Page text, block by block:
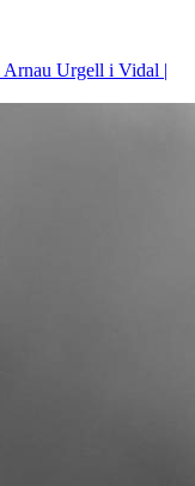
Arnau Urgell i Vidal |